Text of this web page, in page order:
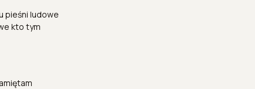
pieśni ludowe
kto tym